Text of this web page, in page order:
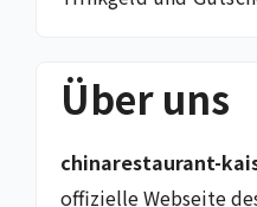
Über uns
chinarestaurant-
offizielle Webseite